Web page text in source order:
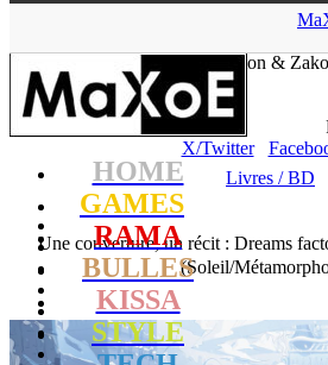
HOME
GAMES
RAMA
BULLES
KISSA
STYLE
: Dreams factory de Hamon &
X/Twitter
Livres / BD
Une couverture, un récit : Dreams
(Soleil/